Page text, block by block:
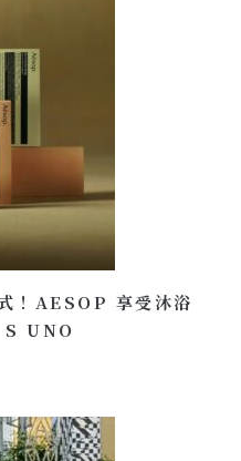
！AESOP 享受沐浴
UNO